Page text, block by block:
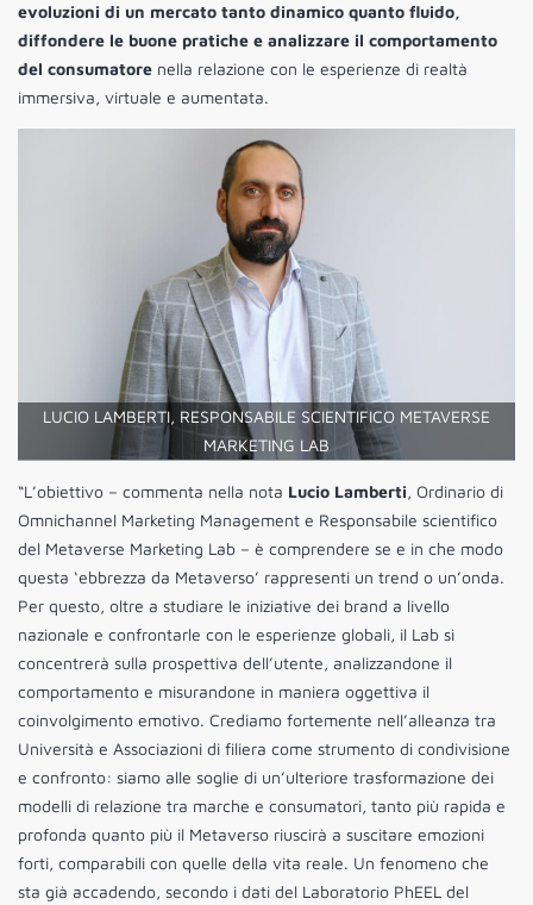
evoluzioni di un mercato tanto dinamico quanto fluido,
diffondere le buone pratiche e analizzare il comportamento
del consumatore nella relazione con le esperienze di realtà
immersiva, virtuale e aumentata.
LUCIO LAMBERTI, RESPONSABILE SCIENTIFICO METAVERSE
MARKETING LAB
“L’obiettivo – commenta nella nota Lucio Lamberti, Ordinario di
Omnichannel Marketing Management e Responsabile scientifico
del Metaverse Marketing Lab – è comprendere se e in che modo
questa ‘ebbrezza da Metaverso’ rappresenti un trend o un’onda.
Per questo, oltre a studiare le iniziative dei brand a livello
nazionale e confrontarle con le esperienze globali, il Lab si
concentrerà sulla prospettiva dell’utente, analizzandone il
comportamento e misurandone in maniera oggettiva il
coinvolgimento emotivo. Crediamo fortemente nell’alleanza tra
Università e Associazioni di filiera come strumento di condivisione
e confronto: siamo alle soglie di un’ulteriore trasformazione dei
modelli di relazione tra marche e consumatori, tanto più rapida e
profonda quanto più il Metaverso riuscirà a suscitare emozioni
forti, comparabili con quelle della vita reale. Un fenomeno che
sta già accadendo, secondo i dati del Laboratorio PhEEL del